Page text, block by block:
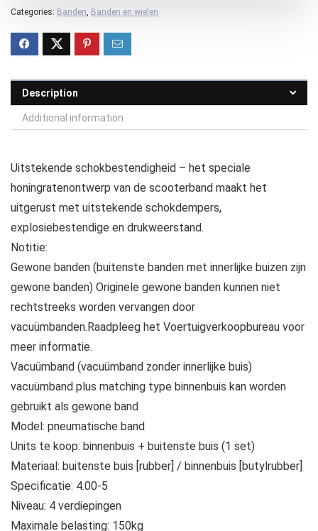
Categories: Banden Banden en wielen
Description
Additional information
Uitstekende schokbestendigheid – het speciale
honingratenontwerp van de scooterband maakt het
uitgerust met uitstekende schokdempers,
explosiebestendige en drukweerstand.
Notitie:
Gewone banden (buitenste banden met innerlijke buizen zijn
gewone banden) Originele gewone banden kunnen niet
rechtstreeks worden vervangen door
vacuümbanden.Raadpleeg het Voertuigverkoopbureau voor
meer informatie.
Vacuümband (vacuümband zonder innerlijke buis)
vacuümband plus matching type binnenbuis kan worden
gebruikt als gewone band
Model: pneumatische band
Units te koop: binnenbuis + buitenste buis (1 set)
Materiaal: buitenste buis [rubber] / binnenbuis [butylrubber]
Specificatie: 4.00-5
Niveau: 4 verdiepingen
Maximale belasting: 150kg